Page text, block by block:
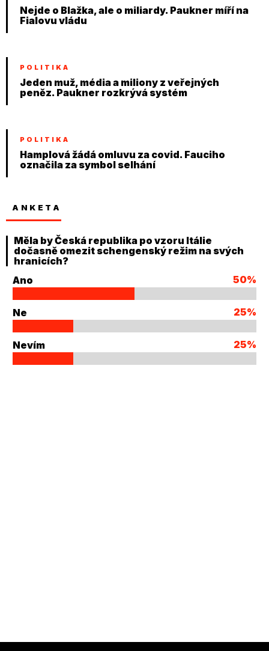
Nejde o Blažka, ale o miliardy. Paukner míří na
Fialovu vládu
POLITIKA
Jeden muž, média a miliony z veřejných
peněz. Paukner rozkrývá systém
POLITIKA
Hamplová žádá omluvu za covid. Fauciho
označila za symbol selhání
ANKETA
Měla by Česká republika po vzoru Itálie
dočasně omezit schengenský režim na svých
hranicích?
Ano
50%
Ne 25%
Nevím 25%